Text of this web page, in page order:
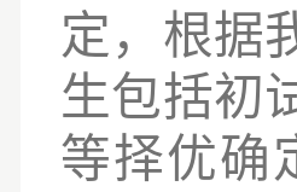
定，根据
生包括初
等择优确